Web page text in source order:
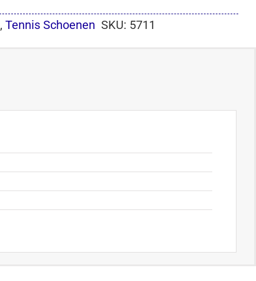
,Tennis Schoenen SKU: 5711